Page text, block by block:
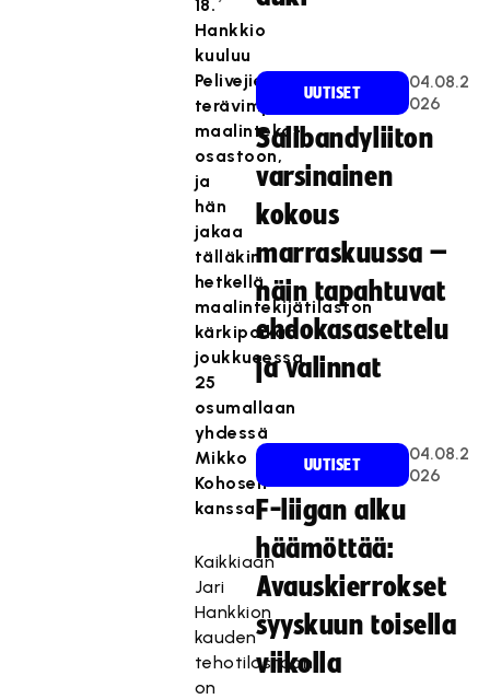
18.
Hankkio
kuuluu
Pelivejien
terävimpään
maalinteko-
osastoon,
ja
hän
jakaa
tälläkin
hetkellä
maalintekijätilaston
kärkipaikan
joukkueessa
25
osumallaan
yhdessä
Mikko
Kohosen
kanssa.
Kaikkiaan
Jari
Hankkion
kauden
tehotilastoon
on
UUTISET
04.08.2
026
Salibandyliiton
varsinainen
kokous
marraskuussa –
näin tapahtuvat
ehdokasasettelu
ja valinnat
UUTISET
04.08.2
026
F-liigan alku
häämöttää:
Avauskierrokset
syyskuun toisella
viikolla